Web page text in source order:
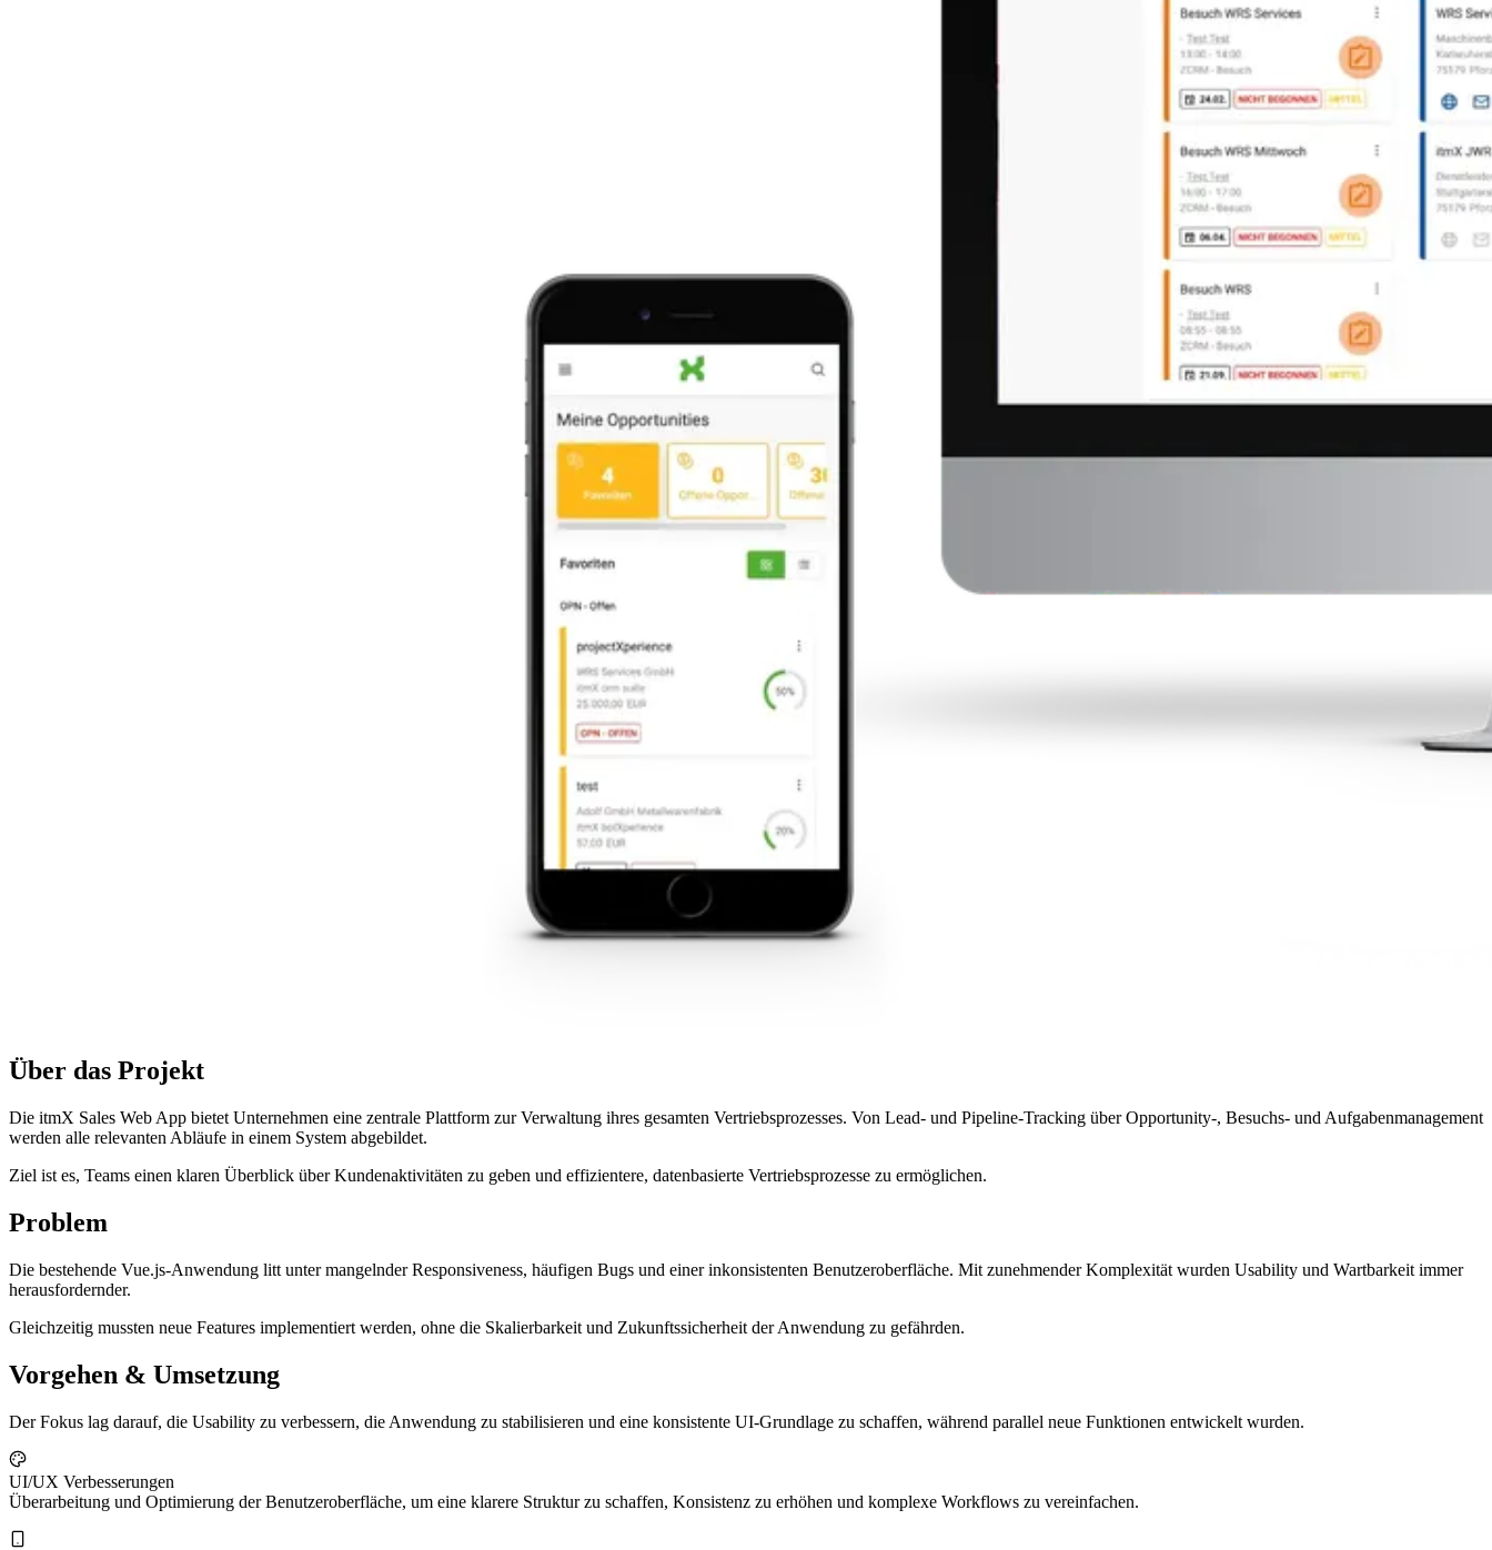
Über das Projekt
Die itmX Sales Web App bietet Unternehmen eine zentrale Plattform zur Verwaltung ihres gesamten Vertriebsprozesses. Von Lead- und Pipeline-Tracking über Opportunity-, Besuchs- und Aufgabenmanagement
werden alle relevanten Abläufe in einem System abgebildet.
Ziel ist es, Teams einen klaren Überblick über Kundenaktivitäten zu geben und effizientere, datenbasierte Vertriebsprozesse zu ermöglichen.
Problem
Die bestehende Vue.js-Anwendung litt unter mangelnder Responsiveness, häufigen Bugs und einer inkonsistenten Benutzeroberfläche. Mit zunehmender Komplexität wurden Usability und Wartbarkeit immer
herausfordernder.
Gleichzeitig mussten neue Features implementiert werden, ohne die Skalierbarkeit und Zukunftssicherheit der Anwendung zu gefährden.
Vorgehen & Umsetzung
Der Fokus lag darauf, die Usability zu verbessern, die Anwendung zu stabilisieren und eine konsistente UI-Grundlage zu schaffen, während parallel neue Funktionen entwickelt wurden.
UI/UX Verbesserungen
Überarbeitung und Optimierung der Benutzeroberfläche, um eine klarere Struktur zu schaffen, Konsistenz zu erhöhen und komplexe Workflows zu vereinfachen.